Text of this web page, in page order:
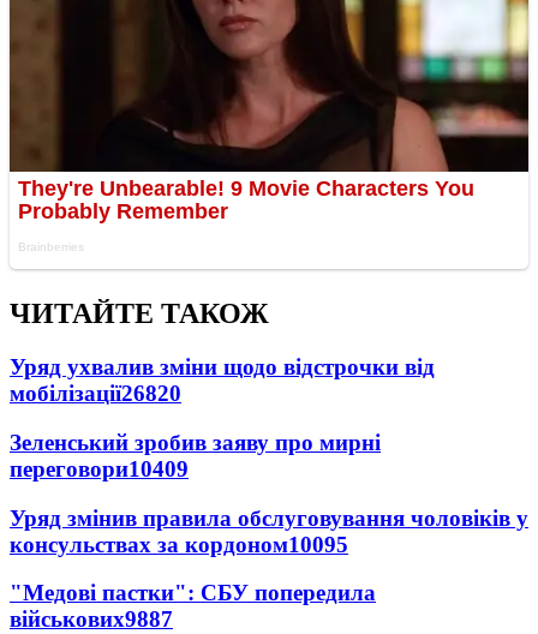
ЧИТАЙТЕ ТАКОЖ
Уряд ухвалив зміни щодо відстрочки від
мобілізації26820
Зеленський зробив заяву про мирні
переговори10409
Уряд змінив правила обслуговування чоловіків у
консульствах за кордоном10095
"Медові пастки": СБУ попередила
військових9887